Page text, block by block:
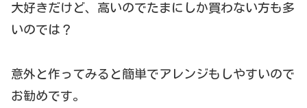
大好きだけど、高いのでたまにしか買わない方も多
いのでは？
意外と作ってみると簡単でアレンジもしやすいので
お勧めです。